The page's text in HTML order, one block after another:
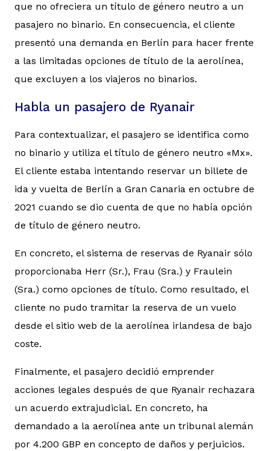
que no ofreciera un título de género neutro a un
pasajero no binario. En consecuencia, el cliente
presentó una demanda en Berlín para hacer frente
a las limitadas opciones de título de la aerolínea,
que excluyen a los viajeros no binarios.
Habla un pasajero de Ryanair
Para contextualizar, el pasajero se identifica como
no binario y utiliza el título de género neutro «Mx».
El cliente estaba intentando reservar un billete de
ida y vuelta de Berlín a Gran Canaria en octubre de
2021 cuando se dio cuenta de que no había opción
de título de género neutro.
En concreto, el sistema de reservas de Ryanair sólo
proporcionaba Herr (Sr.), Frau (Sra.) y Fraulein
(Sra.) como opciones de título. Como resultado, el
cliente no pudo tramitar la reserva de un vuelo
desde el sitio web de la aerolínea irlandesa de bajo
coste.
Finalmente, el pasajero decidió emprender
acciones legales después de que Ryanair rechazara
un acuerdo extrajudicial. En concreto, ha
demandado a la aerolínea ante un tribunal alemán
por 4.200 GBP en concepto de daños y perjuicios.